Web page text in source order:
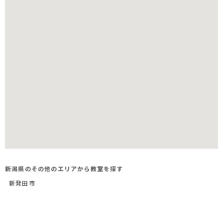
新潟県のその他のエリアから教室を探す
新発田市